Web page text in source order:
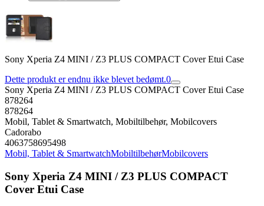
Sony Xperia Z4 MINI / Z3 PLUS COMPACT Cover Etui Case
Dette produkt er endnu ikke blevet bedømt.0
Sony Xperia Z4 MINI / Z3 PLUS COMPACT Cover Etui Case
878264
878264
Mobil, Tablet & Smartwatch, Mobiltilbehør, Mobilcovers
Cadorabo
4063758695498
Mobil, Tablet & SmartwatchMobiltilbehørMobilcovers
Sony Xperia Z4 MINI / Z3 PLUS COMPACT
Cover Etui Case